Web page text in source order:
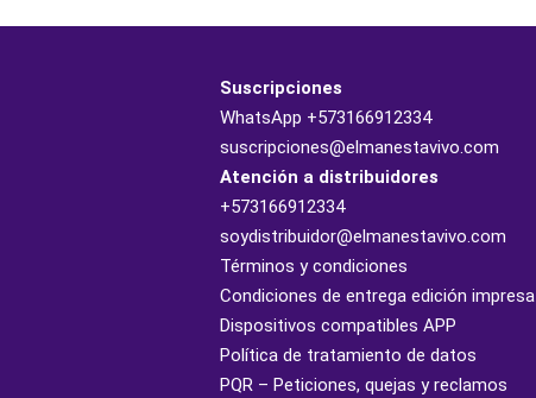
Suscripciones
WhatsApp +573166912334
suscripciones@elmanestavivo.com
Atención a distribuidores
+573166912334
soydistribuidor@elmanestavivo.com
Términos y condiciones
Condiciones de entrega edición impresa
Dispositivos compatibles APP
Política de tratamiento de datos
PQR – Peticiones, quejas y reclamos